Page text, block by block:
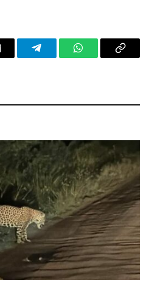
TelegramWhatsAppCopy